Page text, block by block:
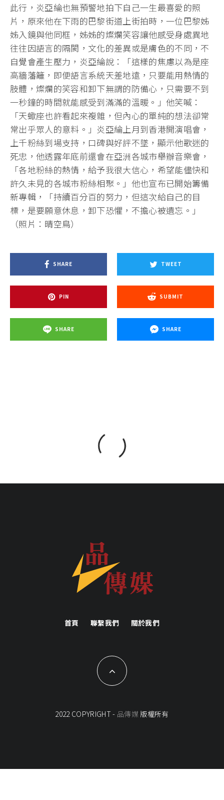
此行，炎亞綸也無預警地拍下自己一生最喜愛的照
片，原來他在下雨的巴黎街道上街拍時，一位巴黎姊
姊入鏡與他同框，姊姊的燦爛笑容讓他感受身處異地
往往因語言的隔閡，文化的差異或是膚色的不同，不
自覺會產生壓力，炎亞綸說：「這樣的焦慮以為是座
高牆藩籬，即便語言系統天差地遠，只要能用熱情的
肢體，燦爛的笑容和卸下無謂的防備心，只需要不到
一秒鐘的時間就能感受到滿滿的溫暖。」他笑喊：
「天蠍座也許看起來複雜，但內心的單純的想法卻常
常出乎眾人的意料。」炎亞綸上月到香港開演唱會，
上千粉絲到場支持，口碑與好評不墜，顯示他歌迷的
死忠，他透露年底前還會在亞洲各城市舉辦音樂會，
「各地粉絲的熱情，給予我很大信心，希望能儘快和
許久未見的各城市粉絲相聚。」他也宣布已開始籌備
新專輯，「持續百分百的努力，但這次給自己的目
標，是要願意休息，卸下恐懼，不擔心被遺忘。」
（照片：晴空鳥）
SHARE TWEET
PIN SUBMIT
SHARE SHARE
首頁 聯繫我們 關於我們
2022 COPYRIGHT - 品傳媒 版權所有